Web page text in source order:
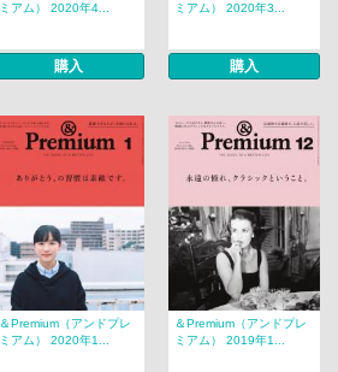
ミアム） 2020年4...
購入
ミアム） 2020年3...
購入
＆Premium（アンドプレ
ミアム） 2020年1...
＆Premium（アンドプレ
ミアム） 2019年1...